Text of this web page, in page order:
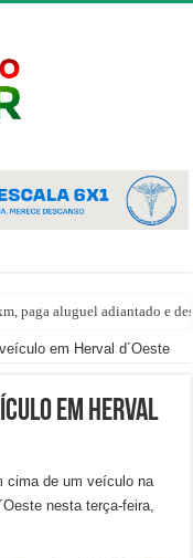
paga aluguel adiantado e
em Herval d´Oeste
em Herval
cima de um veículo na
nesta terça-feira,